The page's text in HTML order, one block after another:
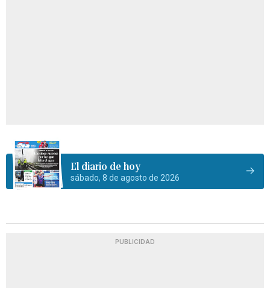
El diario de hoy
sábado, 8 de agosto de 2026
PUBLICIDAD